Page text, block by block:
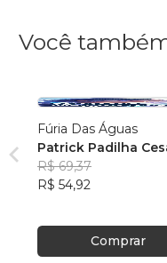
Você
Fúria Das Águas
Patrick Padilha
R$ 69,37
R$ 54,92
Comprar